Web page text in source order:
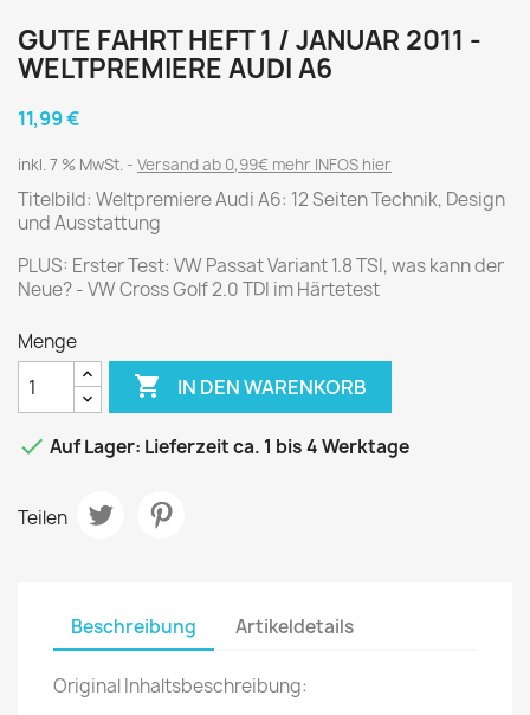
GUTE FAHRT HEFT 1 / JANUAR 2011 -
WELTPREMIERE AUDI A6
11,99 €
inkl. 7 % MwSt. Versand ab 0,99€ mehr INFOS hier
Titelbild: Weltpremiere Audi A6: 12 Seiten Technik, Design
und Ausstattung
PLUS: Erster Test: VW Passat Variant 1.8 TSI, was kann der
Neue? - VW Cross Golf 2.0 TDI im Härtetest
Menge
 IN DEN WARENKORB
 Auf Lager: Lieferzeit ca. 1 bis 4 Werktage
Teilen
Beschreibung Artikeldetails
Original Inhaltsbeschreibung: